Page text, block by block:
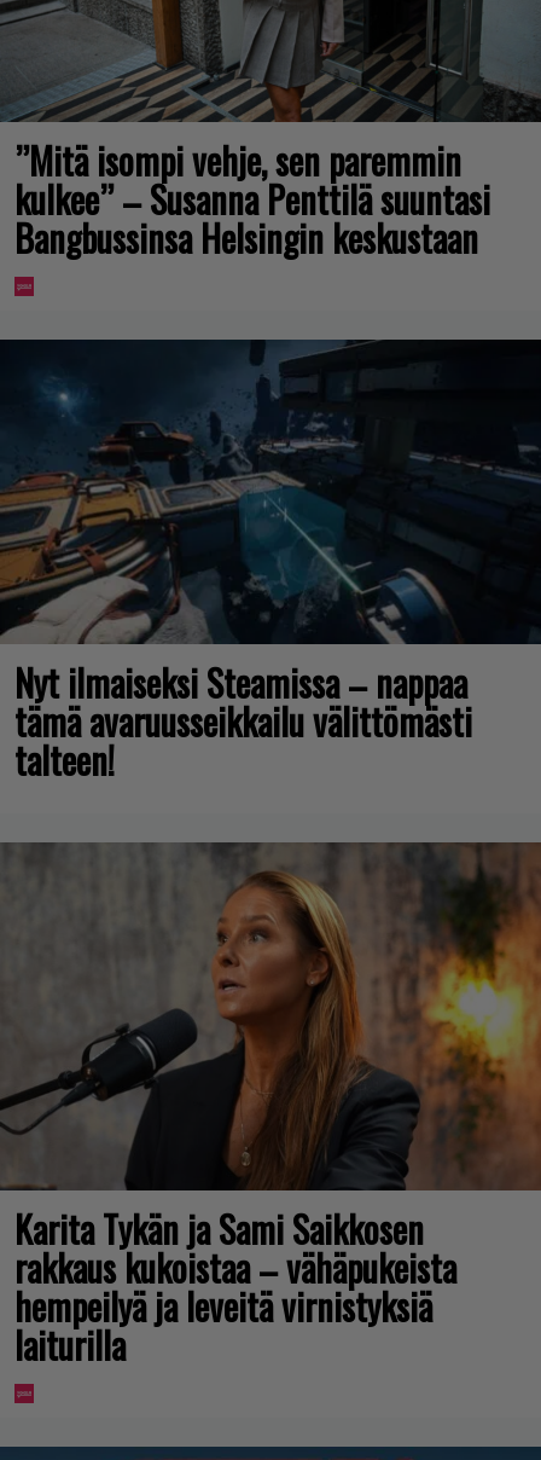
”Mitä isompi vehje, sen paremmin
kulkee” – Susanna Penttilä suuntasi
Bangbussinsa Helsingin keskustaan
Nyt ilmaiseksi Steamissa – nappaa
tämä avaruusseikkailu välittömästi
talteen!
Karita Tykän ja Sami Saikkosen
rakkaus kukoistaa – vähäpukeista
hempeilyä ja leveitä virnistyksiä
laiturilla